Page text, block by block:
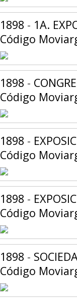
1898 - 1A.
Código
1898 -
Código
1898 -
Código
1898 -
Código
1898 -
Código